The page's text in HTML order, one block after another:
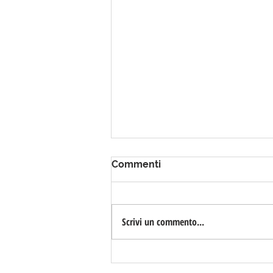
Commenti
Scrivi un commento...